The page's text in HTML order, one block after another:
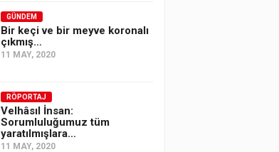
GÜNDEM
Bir keçi ve bir meyve koronalı
çıkmış…
11 MAY, 2020
RÖPORTAJ
Velhâsıl İnsan:
Sorumluluğumuz tüm
yaratılmışlara…
11 MAY, 2020